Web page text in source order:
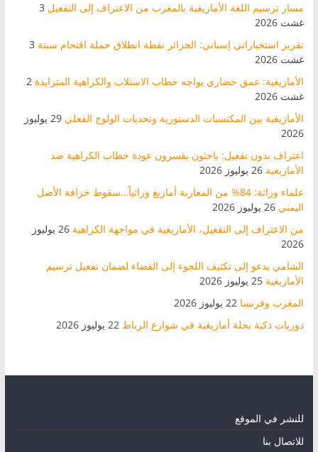
مسار ترسيم اللغة الأمازيغية بالمغرب من الاعتراف إلى التفعيل 3
غشت 2026
تقرير استخباراتي إسباني: الجزائر نقطة انطلاق حملة اقتحام سبتة 3
غشت 2026
الأمازيغية: عمق حضاري يواجه خطاب الاستلاب والكراهية المتزايدة 2
غشت 2026
الأمازيغية بين المكتسبات الدستورية وتحديات الولوج الفعلي
29 يوليوز
2026
اعتراف بدون تفعيل: باحثون يفسرون عودة خطاب الكراهية ضد
الأمازيغية 26 يوليوز 2026
علماء وراثة: 84% من المغاربة أمازيغ وراثياً…سقوط خرافة الأصل
اليمني 26 يوليوز 2026
من الاعتراف إلى التفعيل، الأمازيغية في مواجهة الكراهية
26 يوليوز
2026
الشامي يدعو إلى تكثيف اللجوء إلى القضاء لضمان تفعيل ترسيم
الأمازيغية 25 يوليوز 2026
المغرب وفرنسا 22 يوليوز 2026
دوريات ذكية بحلة أمازيغية في شوارع الرباط 22 يوليوز 2026
للنشر في الموقع
للاتصال بنا